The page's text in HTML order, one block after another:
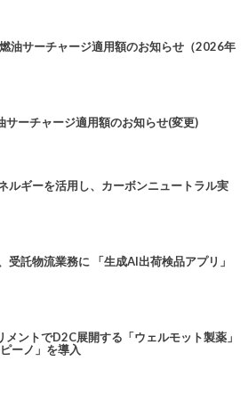
油サーチャージ適用額のお知らせ（2026年
ーチャージ適用額のお知らせ(変更)
ルギーを活用し、カーボンニュートラル実
受託物流業務に 「生成AI出荷検品アプリ」
メントでD2C展開する「ウェルモット製薬」
ーノ」を導入